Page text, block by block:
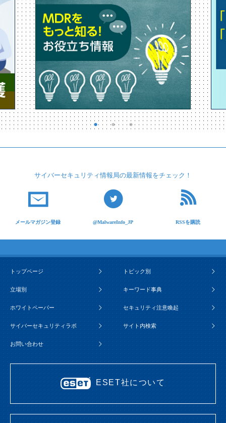
サイバーセキュリティ情報局の最新情報をチェック！
メールマガジン登録 @MalwareInfo_JP RSSを購読
トップページ トピック別
立場別 キーワード事典
ホワイトペーパー セキュリティ注意喚起
サイバーセキュリティラボ サイト内検索
お問い合わせ
ESET社について